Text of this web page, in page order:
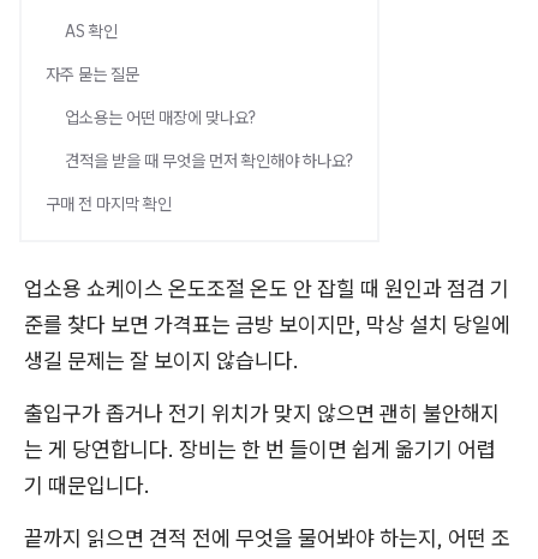
AS 확인
자주 묻는 질문
업소용는 어떤 매장에 맞나요?
견적을 받을 때 무엇을 먼저 확인해야 하나요?
구매 전 마지막 확인
업소용 쇼케이스 온도조절 온도 안 잡힐 때 원인과 점검 기
준를 찾다 보면 가격표는 금방 보이지만, 막상 설치 당일에
생길 문제는 잘 보이지 않습니다.
출입구가 좁거나 전기 위치가 맞지 않으면 괜히 불안해지
는 게 당연합니다. 장비는 한 번 들이면 쉽게 옮기기 어렵
기 때문입니다.
끝까지 읽으면 견적 전에 무엇을 물어봐야 하는지, 어떤 조